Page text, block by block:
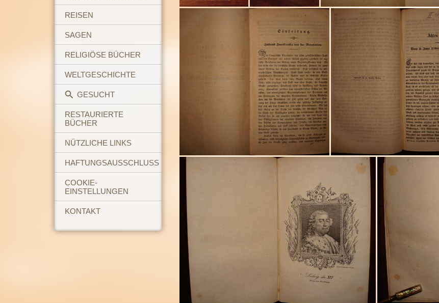
REISEN
SAGEN
RELIGIÖSE BÜCHER
WELTGESCHICHTE
GESUCHT
RESTAURIERTE
BÜCHER
NÜTZLICHE LINKS
HAFTUNGSAUSSCHLUSS
COOKIE-
EINSTELLUNGEN
KONTAKT